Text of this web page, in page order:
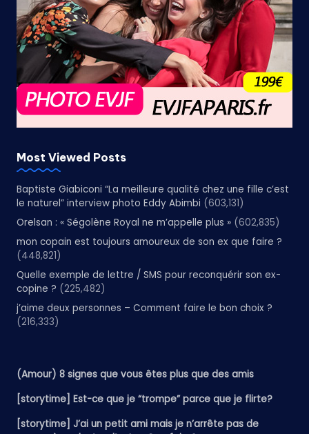
Most Viewed Posts
Baptiste Giabiconi “La meilleure qualité chez une fille c’est
le naturel” interview photo Eddy Abimbi (603,131)
Orelsan : « Ségolène Royal ne m’appelle plus » (602,835)
mon copain est toujours amoureux de son ex que faire ?
(448,821)
Quelle exemple de lettre / SMS pour reconquérir son ex-
copine ? (225,482)
j’aime deux personnes – Comment faire le bon choix ?
(216,333)
(Amour) 8 signes que vous êtes plus que des amis
[storytime] Est-ce que je “trompe” parce que je flirte?
[storytime] J’ai un petit ami mais je n’arrête pas de